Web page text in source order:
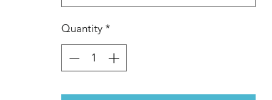
Quantity *